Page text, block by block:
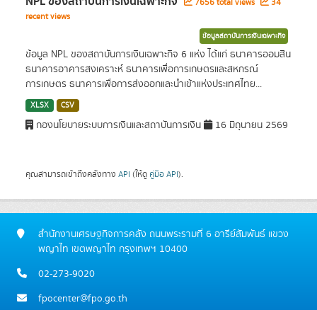
7656 total views
34
recent views
ข้อมูลสถาบันการเงินเฉพาะกิจ
ข้อมูล NPL ของสถาบันการเงินเฉพาะกิจ 6 แห่ง ได้แก่ ธนาคารออมสิน
ธนาคารอาคารสงเคราะห์ ธนาคารเพื่อการเกษตรและสหกรณ์
การเกษตร ธนาคารเพื่อการส่งออกและนำเข้าแห่งประเทศไทย...
XLSX CSV
กองนโยบายระบบการเงินและสถาบันการเงิน 16 มิถุนายน 2569
คุณสามารถเข้าถึงคลังทาง API (ให้ดู คู่มือ API).
สำนักงานเศรษฐกิจการคลัง ถนนพระรามที่ 6 อารีย์สัมพันธ์ แขวง
พญาไท เขตพญาไท กรุงเทพฯ 10400
02-273-9020
fpocenter@fpo.go.th